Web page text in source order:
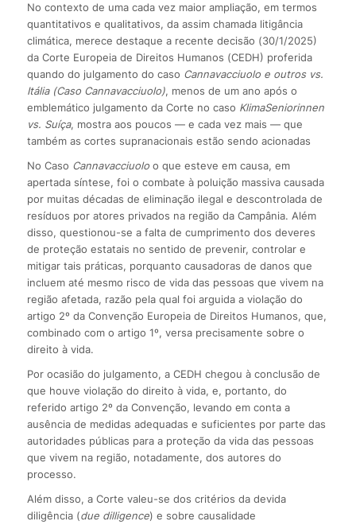
No contexto de uma cada vez maior ampliação, em termos
quantitativos e qualitativos, da assim chamada litigância
climática, merece destaque a recente decisão (30/1/2025)
da Corte Europeia de Direitos Humanos (CEDH) proferida
quando do julgamento do caso Cannavacciuolo e outros vs.
Itália (Caso Cannavacciuolo), menos de um ano após o
emblemático julgamento da Corte no caso KlimaSeniorinnen
vs. Suíça, mostra aos poucos — e cada vez mais — que
também as cortes supranacionais estão sendo acionadas
No Caso Cannavacciuoloo que esteve em causa, em
apertada síntese, foi o combate à poluição massiva causada
por muitas décadas de eliminação ilegal e descontrolada de
resíduos por atores privados na região da Campânia. Além
disso, questionou-se a falta de cumprimento dos deveres
de proteção estatais no sentido de prevenir, controlar e
mitigar tais práticas, porquanto causadoras de danos que
incluem até mesmo risco de vida das pessoas que vivem na
região afetada, razão pela qual foi arguida a violação do
artigo 2º da Convenção Europeia de Direitos Humanos, que,
combinado com o artigo 1º, versa precisamente sobre o
direito à vida.
Por ocasião do julgamento, a CEDH chegou à conclusão de
que houve violação do direito à vida, e, portanto, do
referido artigo 2º da Convenção, levando em conta a
ausência de medidas adequadas e suficientes por parte das
autoridades públicas para a proteção da vida das pessoas
que vivem na região, notadamente, dos autores do
processo.
Além disso, a Corte valeu-se dos critérios da devida
diligência (due dilligence) e sobre causalidade